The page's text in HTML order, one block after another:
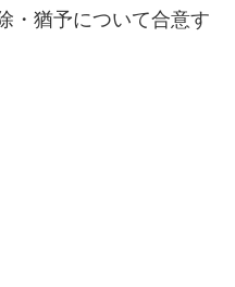
・猶予について合意す